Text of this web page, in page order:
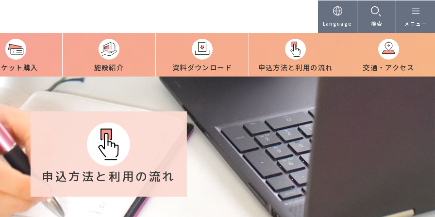
Language 検索 メニュー
ット購入 施設紹介 資料ダウンロード 申込方法と利用の流れ 交通・アクセス
申込方法と利用の流れ